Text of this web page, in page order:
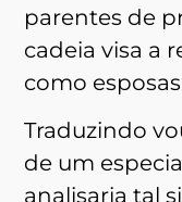
parentes de
cadeia visa a
como
Traduzindo
de um
analisaria tal